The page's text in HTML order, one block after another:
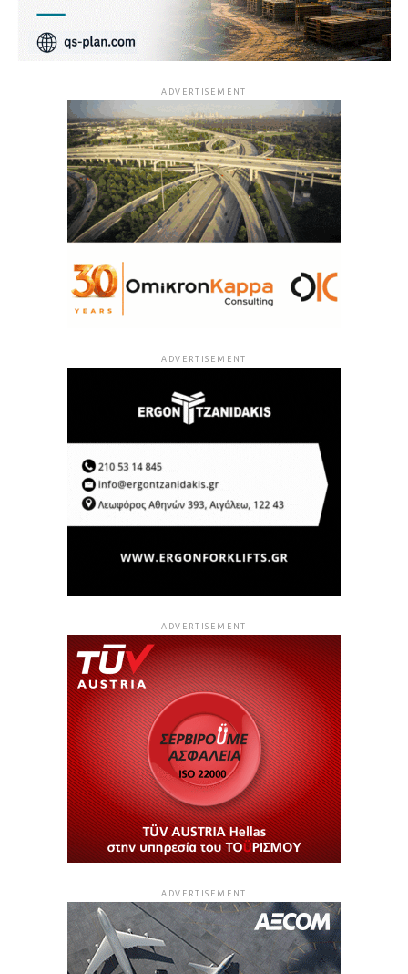
ADVERTISEMENT
ADVERTISEMENT
ADVERTISEMENT
ADVERTISEMENT